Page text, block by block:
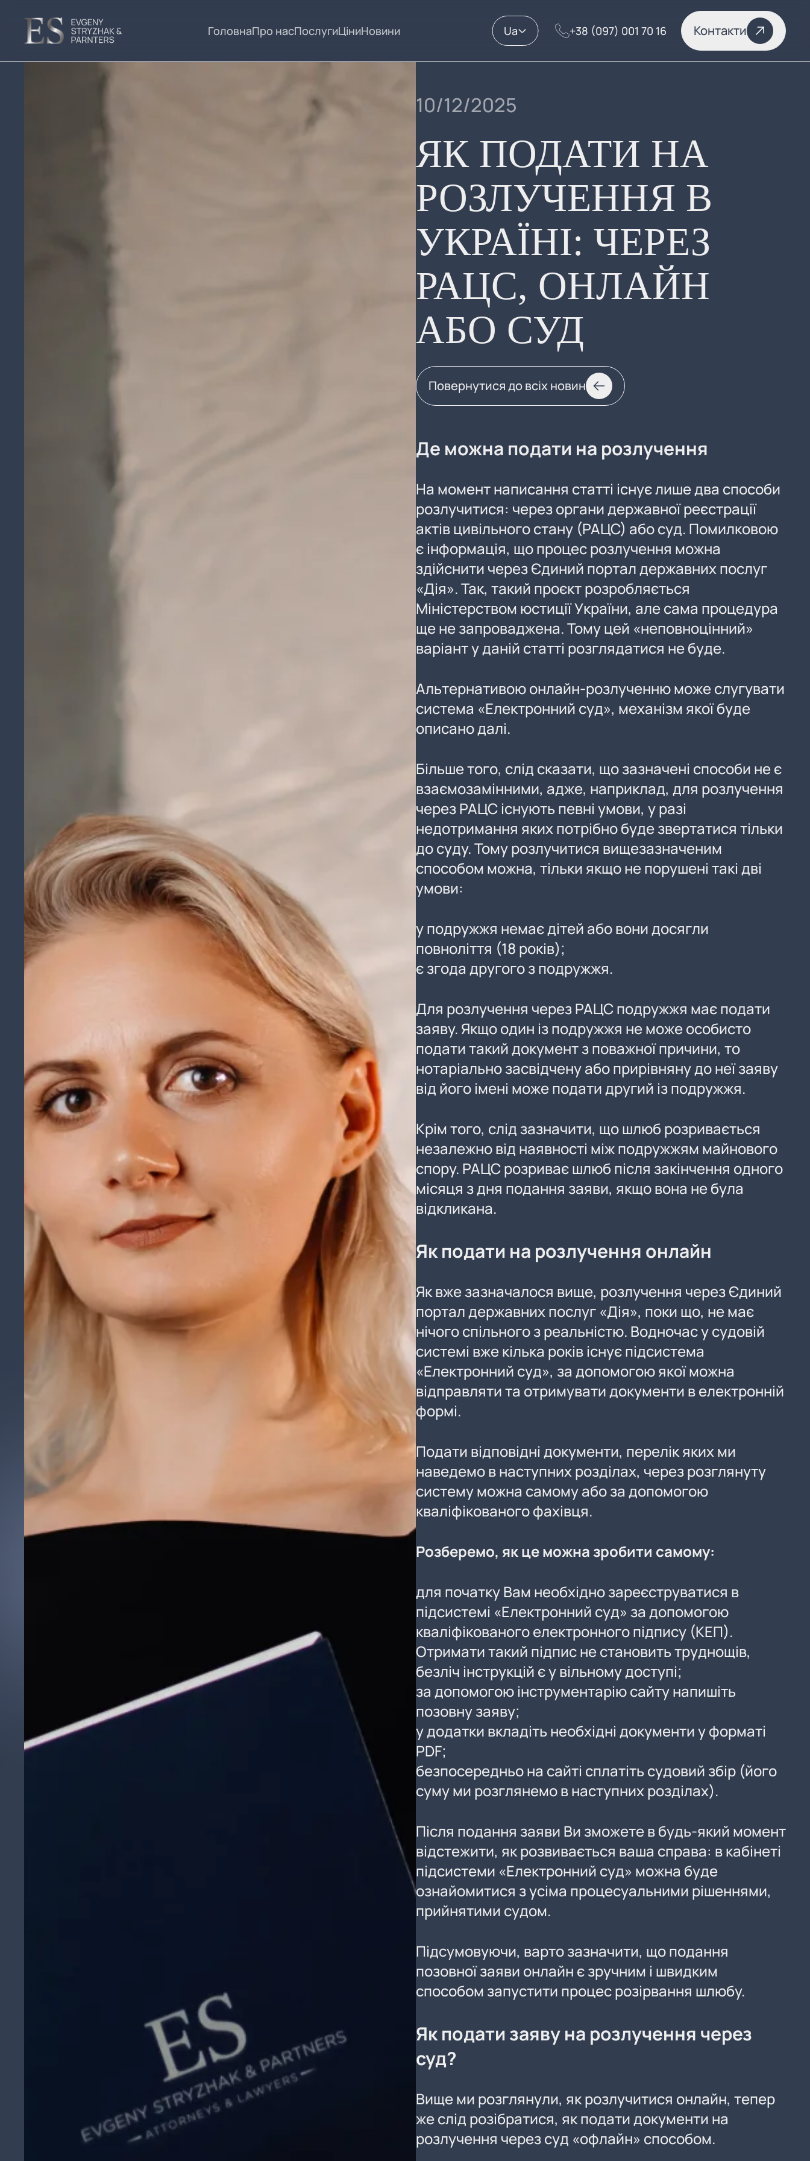
ГоловнаПро насПослугиЦіниНовини Ua +38 (097) 001 70 16 Контакти
10/12/2025
ЯК ПОДАТИ НА
РОЗЛУЧЕННЯ В
УКРАЇНІ: ЧЕРЕЗ
РАЦС, ОНЛАЙН
АБО СУД
Повернутися до всіх новин
Де можна подати на розлучення
На момент написання статті існує лише два способи
розлучитися: через органи державної реєстрації
актів цивільного стану (РАЦС) або суд. Помилковою
є інформація, що процес розлучення можна
здійснити через Єдиний портал державних послуг
«Дія». Так, такий проєкт розробляється
Міністерством юстиції України, але сама процедура
ще не запроваджена. Тому цей «неповноцінний»
варіант у даній статті розглядатися не буде.
Альтернативою онлайн-розлученню може слугувати
система «Електронний суд», механізм якої буде
описано далі.
Більше того, слід сказати, що зазначені способи не є
взаємозамінними, адже, наприклад, для розлучення
через РАЦС існують певні умови, у разі
недотримання яких потрібно буде звертатися тільки
до суду. Тому розлучитися вищезазначеним
способом можна, тільки якщо не порушені такі дві
умови:
у подружжя немає дітей або вони досягли
повноліття (18 років);
є згода другого з подружжя.
Для розлучення через РАЦС подружжя має подати
заяву. Якщо один із подружжя не може особисто
подати такий документ з поважної причини, то
нотаріально засвідчену або прирівняну до неї заяву
від його імені може подати другий із подружжя.
Крім того, слід зазначити, що шлюб розривається
незалежно від наявності між подружжям майнового
спору. РАЦС розриває шлюб після закінчення одного
місяця з дня подання заяви, якщо вона не була
відкликана.
Як подати на розлучення онлайн
Як вже зазначалося вище, розлучення через Єдиний
портал державних послуг «Дія», поки що, не має
нічого спільного з реальністю. Водночас у судовій
системі вже кілька років існує підсистема
«Електронний суд», за допомогою якої можна
відправляти та отримувати документи в електронній
формі.
Подати відповідні документи, перелік яких ми
наведемо в наступних розділах, через розглянуту
систему можна самому або за допомогою
кваліфікованого фахівця.
Розберемо, як це можна зробити самому:
для початку Вам необхідно зареєструватися в
підсистемі «Електронний суд» за допомогою
кваліфікованого електронного підпису (КЕП).
Отримати такий підпис не становить труднощів,
безліч інструкцій є у вільному доступі;
за допомогою інструментарію сайту напишіть
позовну заяву;
у додатки вкладіть необхідні документи у форматі
PDF;
безпосередньо на сайті сплатіть судовий збір (його
суму ми розглянемо в наступних розділах).
Після подання заяви Ви зможете в будь-який момент
відстежити, як розвивається ваша справа: в кабінеті
підсистеми «Електронний суд» можна буде
ознайомитися з усіма процесуальними рішеннями,
прийнятими судом.
Підсумовуючи, варто зазначити, що подання
позовної заяви онлайн є зручним і швидким
способом запустити процес розірвання шлюбу.
Як подати заяву на розлучення через
суд?
Вище ми розглянули, як розлучитися онлайн, тепер
же слід розібратися, як подати документи на
розлучення через суд «офлайн» способом.